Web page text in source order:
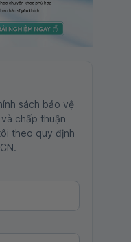
sách bảo vệ
chấp thuận
theo quy định